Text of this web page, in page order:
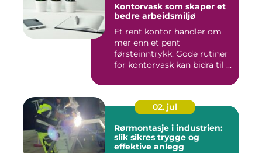
Kontorvask som skaper et
bedre arbeidsmiljø
Et rent kontor handler om
mer enn et pent
førsteinntrykk. Gode rutiner
for kontorvask kan bidra til ...
02. jul
Rørmontasje i industrien:
slik sikres trygge og
effektive anlegg